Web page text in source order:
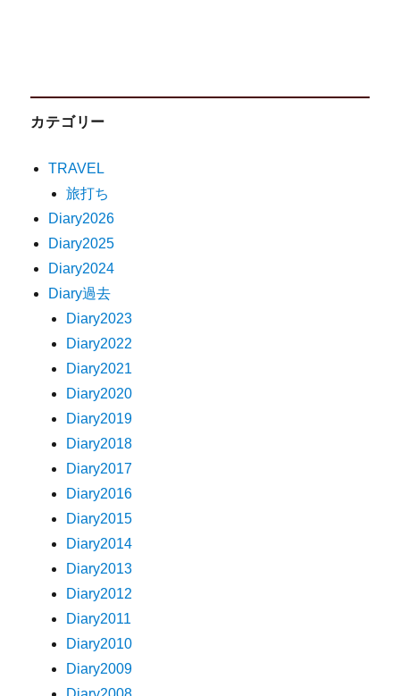
カテゴリー
TRAVEL
旅打ち
Diary2026
Diary2025
Diary2024
Diary過去
Diary2023
Diary2022
Diary2021
Diary2020
Diary2019
Diary2018
Diary2017
Diary2016
Diary2015
Diary2014
Diary2013
Diary2012
Diary2011
Diary2010
Diary2009